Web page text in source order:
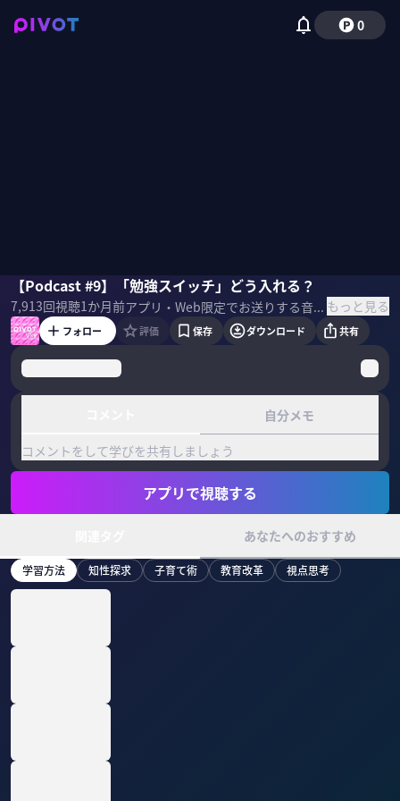
0
【Podcast #9】「勉強スイッチ」どう入れる？
7,913回視聴1か月前 アプリ・Web限定でお送りする音声のみのPodcastコンテンツ。 第9回目は、PIVOTMC 野嶋が、同じくPIVOTMCで現役東大院生、(当時女子)最年少気象予報士の肩書を持つ 磯貝初奈の勉強法について深掘りしました！仲良しMCトークもお楽しみください！ 磯貝さんへの質問もぜひコメント欄へお寄せください！ ▼紹介書籍 『東大・最年少気象予報士合格を支えた 没頭勉強術』磯貝初奈(著),ディスカヴァー・トゥエンティワン(刊) もっと見る
磯貝初奈野嶋紗己子
フォロー 評価 保存 ダウンロード 共有
自分メモ
コメントをして学びを共有しましょう
アプリで視聴する
あなたへのおすすめ
学習方法 知性探求 子育て術 教育改革 視点思考